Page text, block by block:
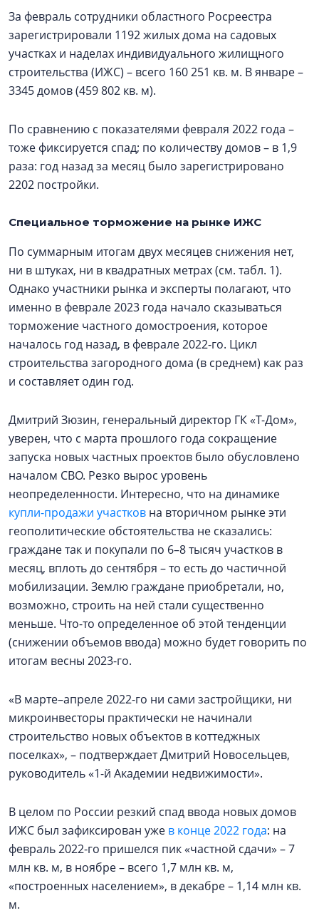
За февраль сотрудники областного Росреестра
зарегистрировали 1192 жилых дома на садовых
участках и наделах индивидуального жилищного
строительства (ИЖС) – всего 160 251 кв. м. В январе –
3345 домов (459 802 кв. м).
По сравнению с показателями февраля 2022 года –
тоже фиксируется спад; по количеству домов – в 1,9
раза: год назад за месяц было зарегистрировано
2202 постройки.
Специальное торможение на рынке ИЖС
По суммарным итогам двух месяцев снижения нет,
ни в штуках, ни в квадратных метрах (см. табл. 1).
Однако участники рынка и эксперты полагают, что
именно в феврале 2023 года начало сказываться
торможение частного домостроения, которое
началось год назад, в феврале 2022-го. Цикл
строительства загородного дома (в среднем) как раз
и составляет один год.
Дмитрий Зюзин, генеральный директор ГК «Т-Дом»,
уверен, что с марта прошлого года сокращение
запуска новых частных проектов было обусловлено
началом СВО. Резко вырос уровень
неопределенности. Интересно, что на динамике
купли-продажи участков на вторичном рынке эти
геополитические обстоятельства не сказались:
граждане так и покупали по 6–8 тысяч участков в
месяц, вплоть до сентября – то есть до частичной
мобилизации. Землю граждане приобретали, но,
возможно, строить на ней стали существенно
меньше. Что-то определенное об этой тенденции
(снижении объемов ввода) можно будет говорить по
итогам весны 2023-го.
«В марте–апреле 2022-го ни сами застройщики, ни
микроинвесторы практически не начинали
строительство новых объектов в коттеджных
поселках», – подтверждает Дмитрий Новосельцев,
руководитель «1-й Академии недвижимости».
В целом по России резкий спад ввода новых домов
ИЖС был зафиксирован уже в конце 2022 года: на
февраль 2022-го пришелся пик «частной сдачи» – 7
млн кв. м, в ноябре – всего 1,7 млн кв. м,
«построенных населением», в декабре – 1,14 млн кв.
м.